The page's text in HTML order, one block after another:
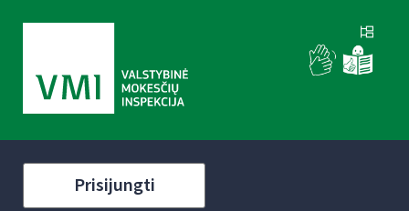
Prisijungti